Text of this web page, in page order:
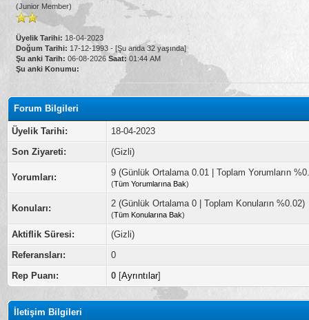
(Junior Member)
Üyelik Tarihi: 18-04-2023
Doğum Tarihi: 17-12-1993 - [Şu anda 32 yaşında]
Şu anki Tarih: 06-08-2026Saat:01:44 AM
Şu anki Konumu:
Forum Bilgileri
Üyelik Tarihi:
18-04-2023
Son Ziyareti:
(Gizli)
Yorumları: 9 (Günlük Ortalama 0.01 | Toplam Yorumların
(Tüm Yorumlarına Bak)
Konuları: 2 (Günlük Ortalama 0 | Toplam Konuların %0.02)
(Tüm Konularına Bak)
Aktiflik Süresi:
(Gizli)
Referansları:
0
Rep Puanı:
0 [Ayrıntılar]
İletişim Bilgileri